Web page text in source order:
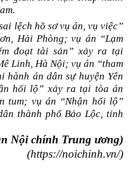
lệch hồ sơ vụ án, vụ việc”
Hải Phòng; vụ án “Lạm
đoạt tài sản” xảy ra tại
Linh, Hà Nội; vụ án “tham
án dân sự huyện Yên
hối lộ” xảy ra tại tòa án
tum; vụ án “Nhận hối lộ”
thành phố Bảo Lộc, tỉnh
Nội chính Trung ương)
(https://noichinh.vn/)